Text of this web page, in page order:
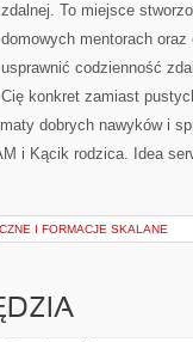
zdalnej. To miejsce
domowych mentorach
usprawnić codzienność
Cię konkret zamiast
dobrych nawyków i
i Kącik rodzica. Idea
I FORMACJE SKALANE